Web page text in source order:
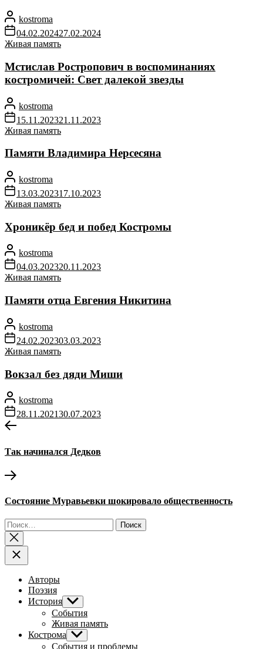
kostroma
04.02.202427.02.2024
Живая память
Мстислав Ростропович в воспоминаниях
костромичей: Свет далекой звезды
kostroma
15.11.202321.11.2023
Живая память
Памяти Владимира Нерсесяна
kostroma
13.03.202317.10.2023
Живая память
Хроникёр бед и побед Костромы
kostroma
04.03.202320.11.2023
Живая память
Памяти отца Евгения Никитина
kostroma
24.02.202303.03.2023
Живая память
Вокзал без дяди Миши
kostroma
28.11.202130.07.2023
Навигация
записям
Предыдущая
Так начинался Дедков
Следующая
Состояние Муравьевки шокировало общественность
Найти:
Авторы
Поэзия
История Показывать
подменю
События
Живая память
Кострома Показывать
подменю
События и проблемы